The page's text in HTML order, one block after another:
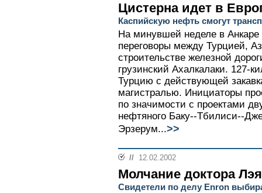
Цистерна идет в
Каспийскую нефть смогут
На минувшей неделе в
переговоры между Турцией,
строительстве железной
грузинский Ахалкалаки. 127-
Турцию с действующей
магистралью. Инициаторы
по значимости с проектами
нефтяного Баку--Тбилиси--
Эрзерум...>>
// 12.02.2002
Молчание доктора Лэя
Свидетели по делу Enron